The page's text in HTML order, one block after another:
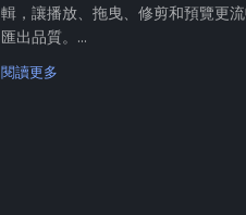
輯，讓播放、拖曳、修剪和預覽更
匯出品質。...
閱讀更多